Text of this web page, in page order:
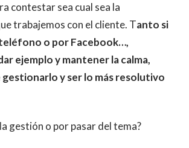
contestar sea cual sea la
trabajemos con el cliente. Tanto si
o por Facebook…,
ejemplo y mantener la calma,
y ser lo más resolutivo
gestión o por pasar del tema?